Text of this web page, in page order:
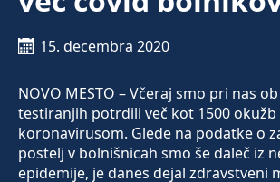
15. decembra 2020
NOVO MESTO – Včeraj smo pri nas
testiranjih potrdili več kot 1500 okužb
koronavirusom. Glede na podatke o
postelj v bolnišnicah smo še daleč iz
epidemije, je danes dejal zdravstveni